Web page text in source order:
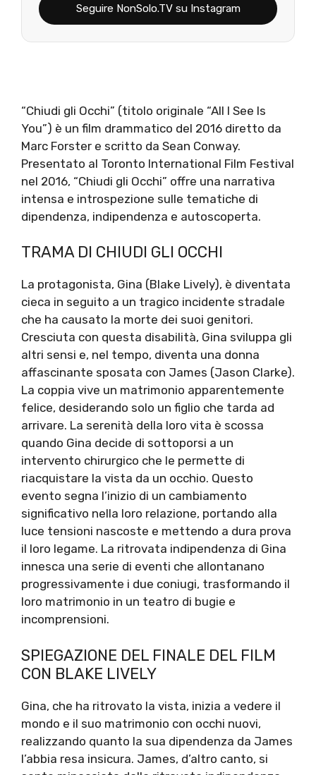
Seguire NonSolo.TV su Instagram
“Chiudi gli Occhi” (titolo originale “All I See Is
You”) è un film drammatico del 2016 diretto da
Marc Forster e scritto da Sean Conway.
Presentato al Toronto International Film Festival
nel 2016, “Chiudi gli Occhi” offre una narrativa
intensa e introspezione sulle tematiche di
dipendenza, indipendenza e autoscoperta.
TRAMA DI CHIUDI GLI OCCHI
La protagonista, Gina (Blake Lively), è diventata
cieca in seguito a un tragico incidente stradale
che ha causato la morte dei suoi genitori.
Cresciuta con questa disabilità, Gina sviluppa gli
altri sensi e, nel tempo, diventa una donna
affascinante sposata con James (Jason Clarke).
La coppia vive un matrimonio apparentemente
felice, desiderando solo un figlio che tarda ad
arrivare. La serenità della loro vita è scossa
quando Gina decide di sottoporsi a un
intervento chirurgico che le permette di
riacquistare la vista da un occhio. Questo
evento segna l’inizio di un cambiamento
significativo nella loro relazione, portando alla
luce tensioni nascoste e mettendo a dura prova
il loro legame. La ritrovata indipendenza di Gina
innesca una serie di eventi che allontanano
progressivamente i due coniugi, trasformando il
loro matrimonio in un teatro di bugie e
incomprensioni.
SPIEGAZIONE DEL FINALE DEL FILM
CON BLAKE LIVELY
Gina, che ha ritrovato la vista, inizia a vedere il
mondo e il suo matrimonio con occhi nuovi,
realizzando quanto la sua dipendenza da James
l’abbia resa insicura. James, d’altro canto, si